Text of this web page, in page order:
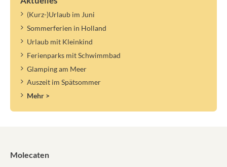
(Kurz-)Urlaub im Juni
Sommerferien in Holland
Urlaub mit Kleinkind
Ferienparks mit Schwimmbad
Glamping am Meer
Auszeit im Spätsommer
Mehr >
Molecaten